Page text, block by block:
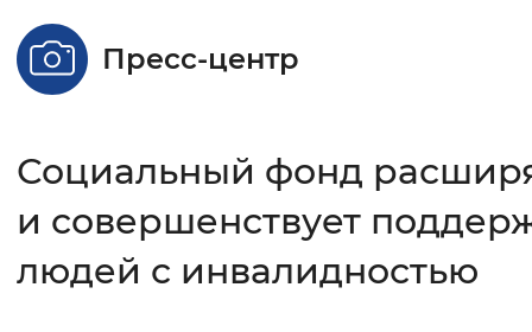
Стандартный
С засечками
Интервал между буквами
Пресс-центр
Социальный фонд
и совершенствует
людей с инвалидностью